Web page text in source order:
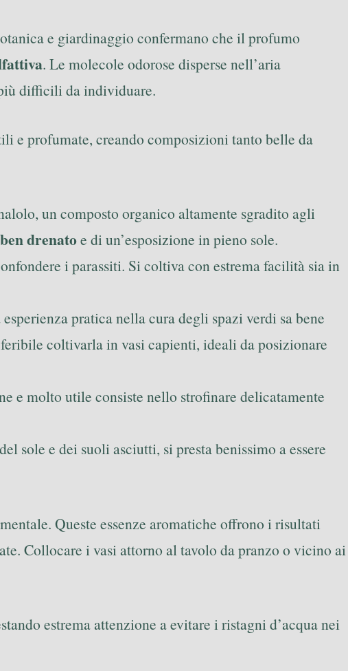
e giardinaggio confermano che il profumo
. Le molecole odorose disperse nell’aria
difficili da individuare.
e profumate, creando composizioni tanto belle da
un composto organico altamente sgradito agli
drenatoe di un’esposizione in pieno sole.
i parassiti. Si coltiva con estrema facilità sia in
pratica nella cura degli spazi verdi sa bene
coltivarla in vasi capienti, ideali da posizionare
e molto utile consiste nello strofinare delicatamente
sole e dei suoli asciutti, si presta benissimo a essere
Queste essenze aromatiche offrono i risultati
Collocare i vasi attorno al tavolo da pranzo o vicino ai
estrema attenzione a evitare i ristagni d’acqua nei